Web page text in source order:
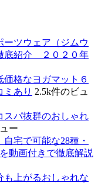
ーツウェア（ジムウ
底紹介 ２０２０年
価格なヨガマット６
ミあり 2.5k件のビュ
スパ抜群のおしゃれ
ー
宅で可能な28種・
動画付きで徹底解説
も上がるおしゃれな